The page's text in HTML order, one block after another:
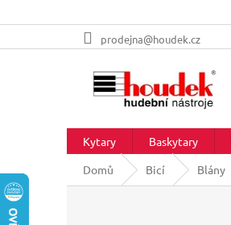
na
prodejna@houdek.cz
Kytary Baskytary
Domů
Bicí Blány